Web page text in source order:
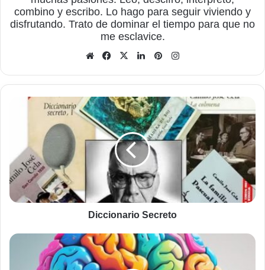
combino y escribo. Lo hago para seguir viviendo y
disfrutando. Trato de dominar el tiempo para que no
me esclavice.
Sitio
Facebook
X LinkedInPinterest
Diccionario
Diccionario Secreto
El
pensamiento
creativo